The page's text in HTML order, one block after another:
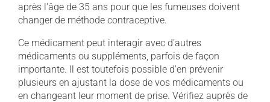
après l'âge de 35 ans pour que les fumeuses doivent
changer de méthode contraceptive.
Ce médicament peut interagir avec d'autres
médicaments ou suppléments, parfois de façon
importante. Il est toutefois possible d'en prévenir
plusieurs en ajustant la dose de vos médicaments ou
en changeant leur moment de prise. Vérifiez auprès de